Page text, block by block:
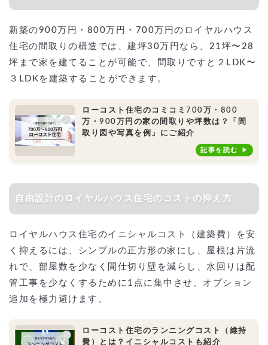
新築の900万円・800万円・700万円のロイヤルハウス
住宅の間取りの構造では、建坪30万円なら、21坪〜28
坪まで家を建てることが可能で、間取りですと２LDK〜
３LDKを建築することができます。
ローコスト住宅のコミコミ700万・800
万・900万円の家の間取りや坪数は？「間
取り図や写真を例」にご紹介
記事を読む
自由設計のロイヤルハウス住宅のコストの抑え方
ロイヤルハウス住宅のイニシャルコスト（建築費）を安
く抑えるには、シンプルの正方形の家にし、屋根は片流
れで、部屋数を少なく間仕切り壁を減らし、水回りは配
管工事を少なくするために1点に集中させ、オプション
追加を極力避けます。
ローコスト住宅のランニングコスト（維持
費）とは？イニシャルコストも紹介